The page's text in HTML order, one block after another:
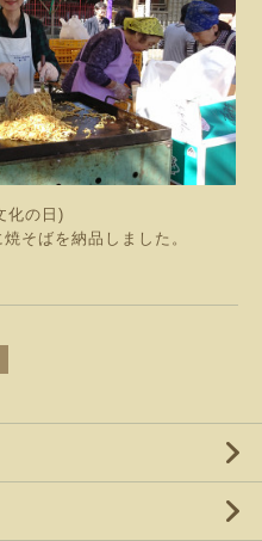
化の日)
そばを納品しました。